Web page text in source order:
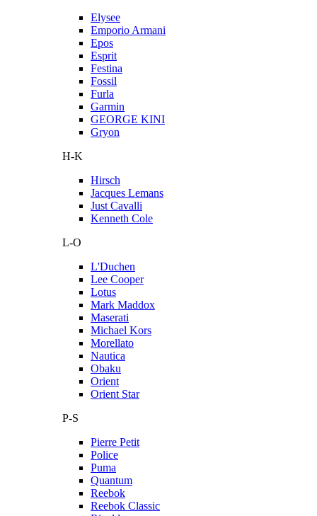
Elysee
Emporio Armani
Epos
Esprit
Festina
Fossil
Furla
Garmin
GEORGE KINI
Gryon
H-K
Hirsch
Jacques Lemans
Just Cavalli
Kenneth Cole
L-O
L'Duchen
Lee Cooper
Lotus
Mark Maddox
Maserati
Michael Kors
Morellato
Nautica
Obaku
Orient
Orient Star
P-S
Pierre Petit
Police
Puma
Quantum
Reebok
Reebok Classic